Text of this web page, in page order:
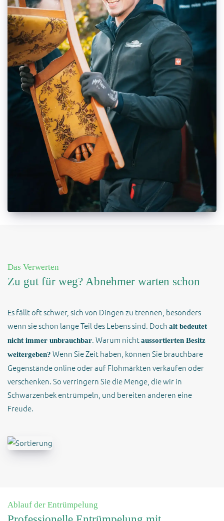
Das Verwerten
Zu gut für weg? Abnehmer warten schon
Es fällt oft schwer, sich von Dingen zu trennen, besonders
wenn sie schon lange Teil des Lebens sind. Doch alt bedeutet
nicht immer unbrauchbar. Warum nichtaussortierten Besitz
weitergeben? Wenn Sie Zeit haben, können Sie brauchbare
Gegenstände online oder auf Flohmärkten verkaufen oder
verschenken. So verringern Sie die Menge, die wir in
Schwarzenbek entrümpeln, und bereiten anderen eine
Freude.
Ablauf der Entrümpelung